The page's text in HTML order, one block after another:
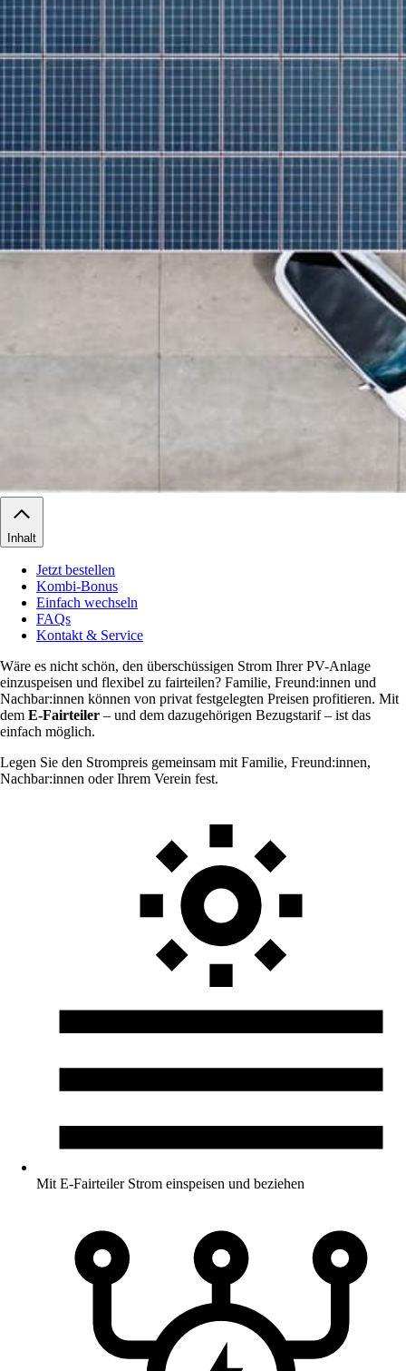
Inhalt
Jetzt bestellen
Kombi-Bonus
Einfach wechseln
FAQs
Kontakt & Service
Wäre es nicht schön, den überschüssigen Strom Ihrer PV-Anlage
einzuspeisen und flexibel zu fairteilen? Familie, Freund:innen und
Nachbar:innen können von privat festgelegten Preisen profitieren. Mit
dem E-Fairteiler – und dem dazugehörigen Bezugstarif – ist das
einfach möglich.
Legen Sie den Strompreis gemeinsam mit Familie, Freund:innen,
Nachbar:innen oder Ihrem Verein fest.
Mit E-Fairteiler Strom einspeisen und beziehen